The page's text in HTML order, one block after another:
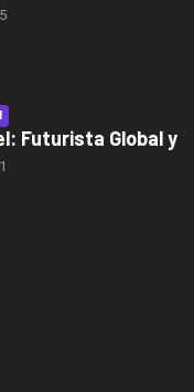
Futurista Global y